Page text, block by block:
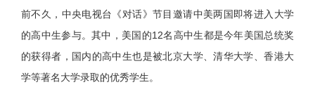
前不久，中央电视台《对话》节目邀请中美两国即将进入大学
的高中生参与。其中，美国的12名高中生都是今年美国总统奖
的获得者，国内的高中生也是被北京大学、清华大学、香港大
学等著名大学录取的优秀学生。